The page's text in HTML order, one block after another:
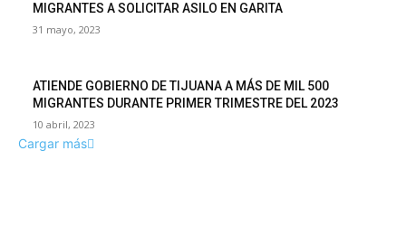
MIGRANTES A SOLICITAR ASILO EN GARITA
31 mayo, 2023
ATIENDE GOBIERNO DE TIJUANA A MÁS DE MIL 500
MIGRANTES DURANTE PRIMER TRIMESTRE DEL 2023
10 abril, 2023
Cargar más